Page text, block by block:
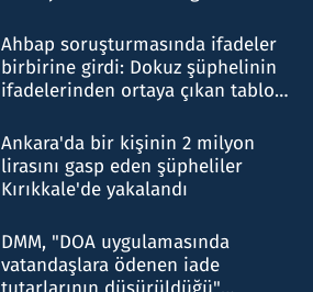
Ahbap soruşturmasında ifadeler
birbirine girdi: Dokuz şüphelinin
ifadelerinden ortaya çıkan tablo
Ankara'da bir kişinin 2 milyon
lirasını gasp eden şüpheliler
Kırıkkale'de yakalandı
DMM, "DOA uygulamasında
vatandaşlara ödenen iade